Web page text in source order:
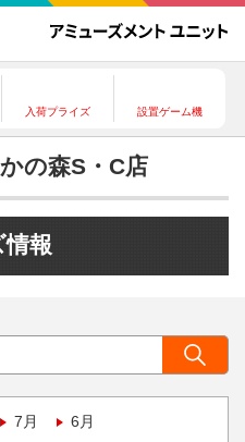
入荷プライズ 設置ゲーム機
の森S・C店
情報
7月 6月